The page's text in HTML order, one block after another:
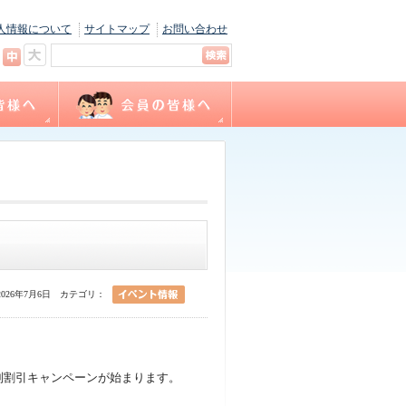
情報について サイトマップ お問い合わせ
年7月6日 カテゴリ：
引キャンペーンが始まります。